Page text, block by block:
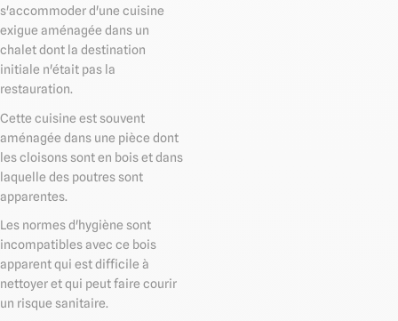
s'accommoder d'une cuisine
exigue aménagée dans un
chalet dont la destination
initiale n'était pas la
restauration.
Cette cuisine est souvent
aménagée dans une pièce dont
les cloisons sont en bois et dans
laquelle des poutres sont
apparentes.
Les normes d'hygiène sont
incompatibles avec ce bois
apparent qui est difficile à
nettoyer et qui peut faire courir
un risque sanitaire.